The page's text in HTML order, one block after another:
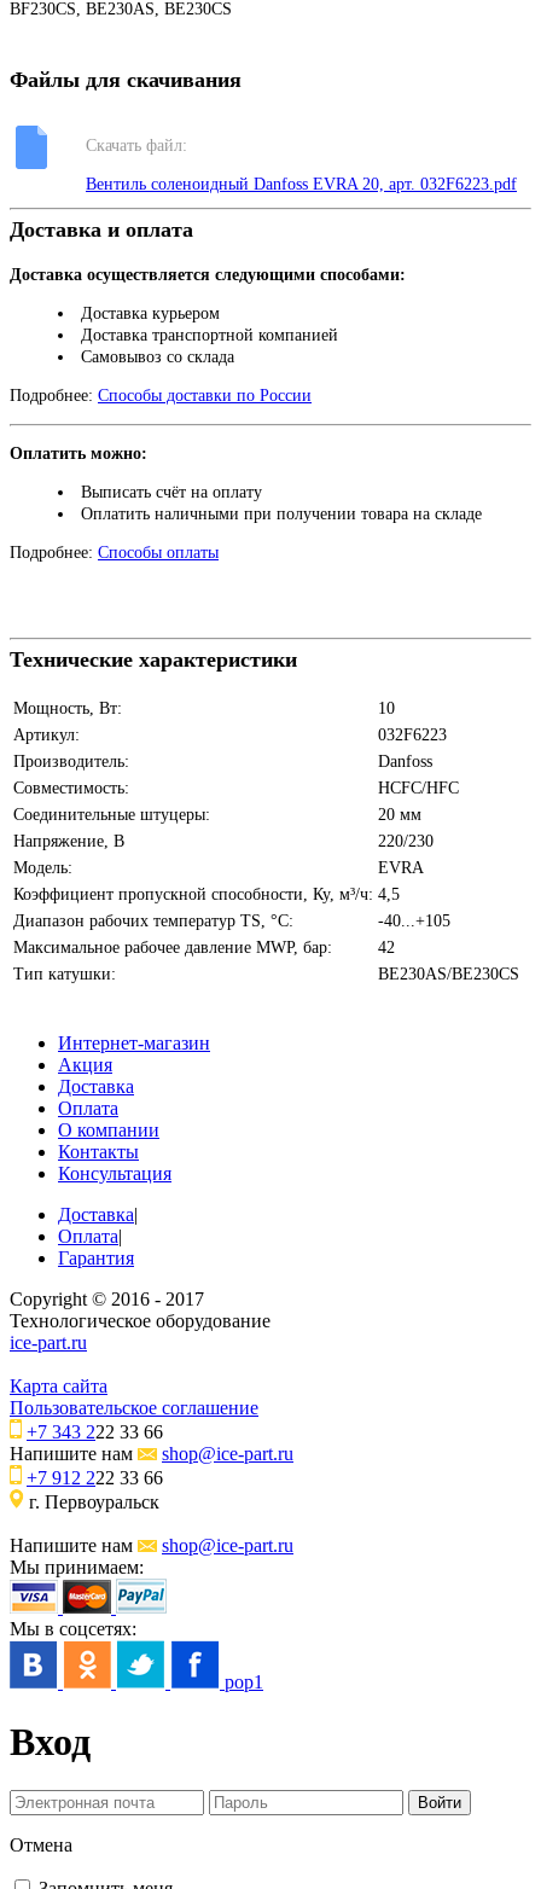
BF230CS, BE230AS, BE230CS
Файлы для скачивания
Скачать файл:
Вентиль соленоидный Danfoss EVRA 20, арт. 032F6223.pdf
Доставка и оплата
Доставка осуществляется следующими способами:
Доставка курьером
Доставка транспортной компанией
Самовывоз со склада
Подробнее: Способы доставки по России
Оплатить можно:
Выписать счёт на оплату
Оплатить наличными при получении товара на складе
Подробнее: Способы оплаты
Технические характеристики
Мощность, Вт:
10
Артикул:
032F6223
Производитель:
Danfoss
Совместимость:
HCFC/HFC
Соединительные штуцеры:
20 мм
Напряжение, В
220/230
Модель:
EVRA
Коэффициент пропускной способности, Ку, м³/ч: 4,5
Диапазон рабочих температур TS, °С:
-40...+105
Максимальное рабочее давление MWP, бар:
42
Тип катушки:
BE230AS/BE230CS
Интернет-магазин
Акция
Доставка
Оплата
О компании
Контакты
Консультация
Доставка|
Оплата|
Гарантия
Copyright © 2016 - 2017
Технологическое оборудование
ice-part.ru
Карта сайта
Пользовательское соглашение
+7 343 222 33 66
Напишите нам
shop@ice-part.ru
+7 912 222 33 66
г. Первоуральск
Напишите нам
shop@ice-part.ru
Мы принимаем:
Мы в соцсетях:
pop1
Вход
Отмена